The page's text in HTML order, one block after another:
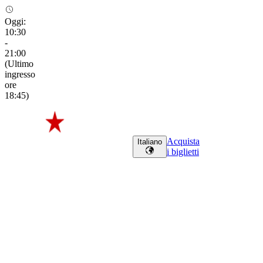
Oggi:
10:30
-
21:00
(Ultimo
ingresso
ore
18:45)
Italiano Acquista
i biglietti